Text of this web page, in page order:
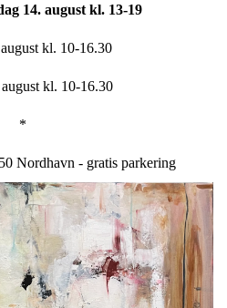
14. august kl. 13-19
kl. 10-16.30
kl. 10-16.30
*
Nordhavn - gratis parkering